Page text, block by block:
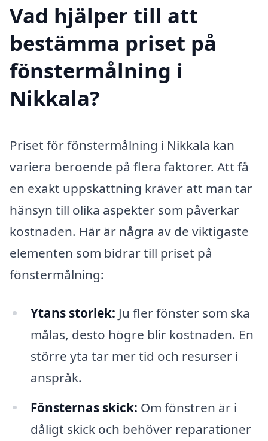
Vad hjälper till att
bestämma priset på
fönstermålning i
Nikkala?
Priset för fönstermålning i Nikkala kan
variera beroende på flera faktorer. Att få
en exakt uppskattning kräver att man tar
hänsyn till olika aspekter som påverkar
kostnaden. Här är några av de viktigaste
elementen som bidrar till priset på
fönstermålning:
Ytans storlek: Ju fler fönster som ska
målas, desto högre blir kostnaden. En
större yta tar mer tid och resurser i
anspråk.
Fönsternas skick: Om fönstren är i
dåligt skick och behöver reparationer